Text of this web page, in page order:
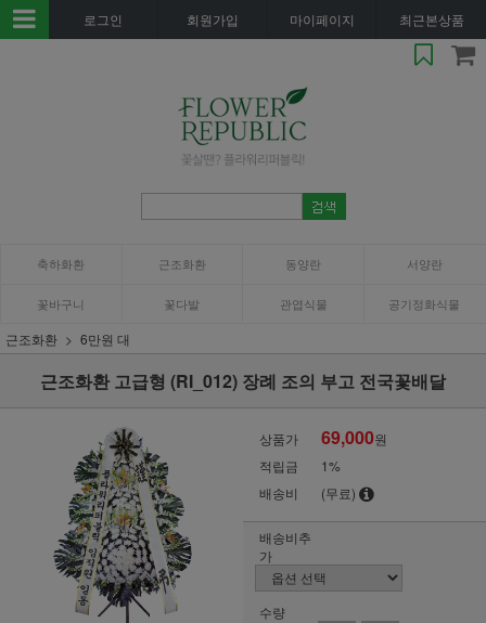
로그인 회원가입 마이페이지 최근본상품
축하화환 근조화환 동양란 서양란
꽃바구니 꽃다발 관엽식물 공기정화식물
근조화환 6만원 대
근조화환 고급형 (RI_012) 장례 조의 부고 전국꽃배달
상품가 69,000원
적립금
1%
배송비
(무료)
배송비추
가
수량